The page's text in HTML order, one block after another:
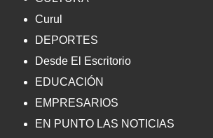
Curul
DEPORTES
Desde El Escritorio
EDUCACIÓN
EMPRESARIOS
EN PUNTO LAS NOTICIAS